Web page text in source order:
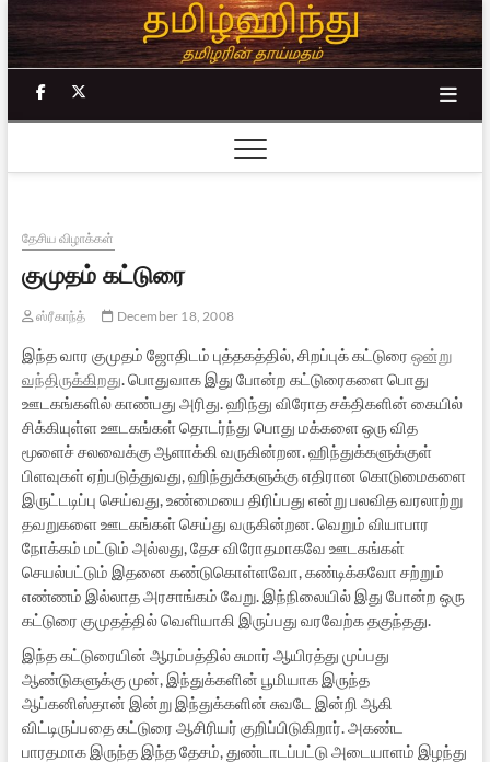
Skip
to
content
facebook
தேசிய விழாக்கள்
குமுதம் கட்டுரை
ஸ்ரீகாந்த் December 18, 2008
இந்த வார குமுதம் ஜோதிடம் புத்தகத்தில், சிறப்புக் கட்டுரை ஒன்று
வந்திருக்கிறது. பொதுவாக இது போன்ற கட்டுரைகளை பொது
ஊடகங்களில் காண்பது அரிது. ஹிந்து விரோத சக்திகளின் கையில்
சிக்கியுள்ள ஊடகங்கள் தொடர்ந்து பொது மக்களை ஒரு வித
மூளைச் சலவைக்கு ஆளாக்கி வருகின்றன. ஹிந்துக்களுக்குள்
பிளவுகள் ஏற்படுத்துவது, ஹிந்துக்களுக்கு எதிரான கொடுமைகளை
இருட்டடிப்பு செய்வது, உண்மையை திரிப்பது என்று பலவித வரலாற்று
தவறுகளை ஊடகங்கள் செய்து வருகின்றன. வெறும் வியாபார
நோக்கம் மட்டும் அல்லது, தேச விரோதமாகவே ஊடகங்கள்
செயல்பட்டும் இதனை கண்டுகொள்ளவோ, கண்டிக்கவோ சற்றும்
எண்ணம் இல்லாத அரசாங்கம் வேறு. இந்நிலையில் இது போன்ற ஒரு
கட்டுரை குமுதத்தில் வெளியாகி இருப்பது வரவேற்க தகுந்தது.
இந்த கட்டுரையின் ஆரம்பத்தில் சுமார் ஆயிரத்து முப்பது
ஆண்டுகளுக்கு முன், இந்துக்களின் பூமியாக இருந்த
ஆப்கனிஸ்தான் இன்று இந்துக்களின் சுவடே இன்றி ஆகி
விட்டிருப்பதை கட்டுரை ஆசிரியர் குறிப்பிடுகிறார். அகண்ட
பாரதமாக இருந்த இந்த தேசம், துண்டாடப்பட்டு அடையாளம் இழந்து